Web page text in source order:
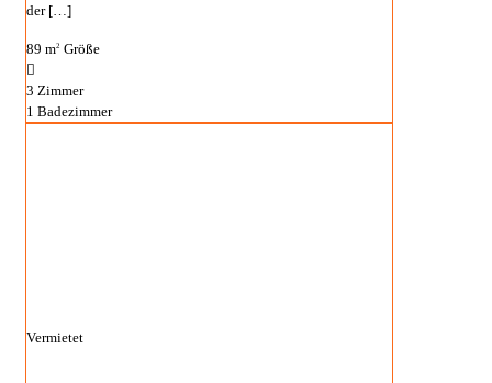
der[…]
89 m2 Größe
3 Zimmer
1 Badezimmer
Vermietet